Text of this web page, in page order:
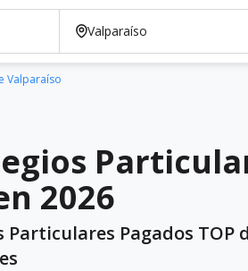
Valparaíso
2026
Particulares Pagados